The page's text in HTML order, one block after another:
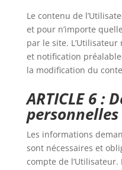
Le contenu de
et pour n’importe
par le site.
et notification
la modification du
ARTICLE 6 :
personnelles
Les informations
sont nécessaires et
compte de l’Utilisateur.